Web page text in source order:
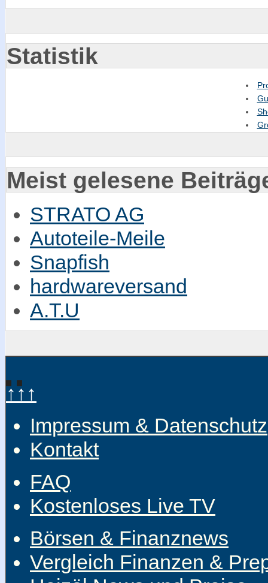
Statistik
Meist gelesene
STRATO AG
Autoteile-Meile
Snapfish
hardwareversand
A.T.U
↑↑↑
Impressum & Datenschutz
Kontakt
FAQ
Kostenloses Live TV
Börsen & Finanznews
Vergleich Finanzen &